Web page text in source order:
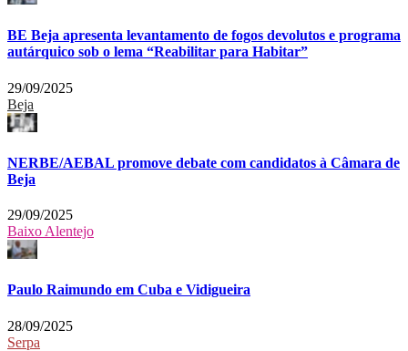
BE Beja apresenta levantamento de fogos devolutos e programa
autárquico sob o lema “Reabilitar para Habitar”
29/09/2025
Beja
NERBE/AEBAL promove debate com candidatos à Câmara de
Beja
29/09/2025
Baixo Alentejo
Paulo Raimundo em Cuba e Vidigueira
28/09/2025
Serpa